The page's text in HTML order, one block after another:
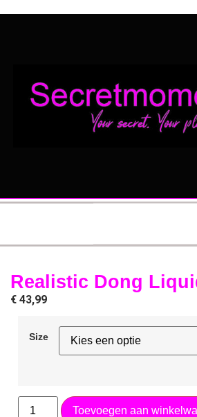
Realistic Dong
€ 43,99
Size
Toevoegen aan